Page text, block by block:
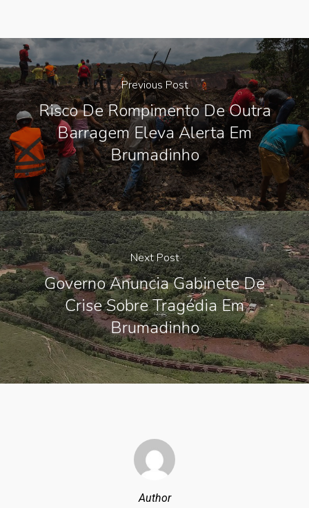
Previous Post
Risco De Rompimento De Outra
Barragem Eleva Alerta Em
Brumadinho
Next Post
Governo Anuncia Gabinete De
Crise Sobre Tragédia Em
Brumadinho
Author